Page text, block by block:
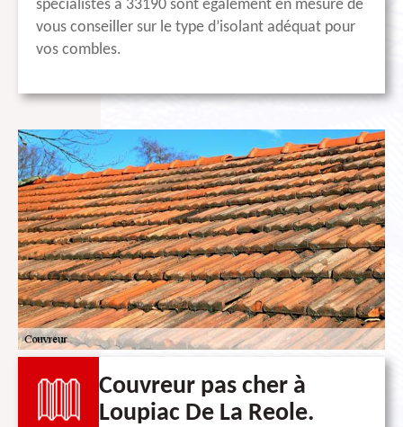
spécialistes à 33190 sont également en mesure de
vous conseiller sur le type d’isolant adéquat pour
vos combles.
Couvreur pas cher à
Loupiac De La Reole.